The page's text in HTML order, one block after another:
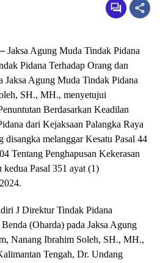
Jaksa Agung Muda Tindak Pidana
Pidana Terhadap Orang dan
Jaksa Agung Muda Tindak Pidana
SH., MH., menyetujui
Berdasarkan Keadilan
dari Kejaksaan Palangka Raya
disangka melanggar Kesatu Pasal 44
Tentang Penghapusan Kekerasan
Pasal 351 ayat (1)
J Direktur Tindak Pidana
(Oharda) pada Jaksa Agung
Nanang Ibrahim Soleh, SH., MH.,
Tengah, Dr. Undang